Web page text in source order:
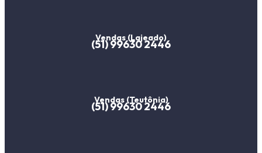
Vendas (Lajeado)
(51) 99630 2446
Vendas (Teutônia)
(51) 99630 2446